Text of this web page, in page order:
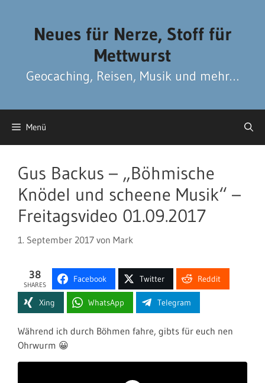
Neues für Nerze, Stoff für
Mettwurst
Geocaching, Reisen, Musik und mehr…
Menü
Gus Backus – „Böhmische
Knödel und scheene Musik“ –
Freitagsvideo 01.09.2017
1. September 2017 von Mark
38
SHARES
Facebook Twitter Reddit
Xing WhatsApp Telegram
Während ich durch Böhmen fahre, gibts für euch nen
Ohrwurm 😀